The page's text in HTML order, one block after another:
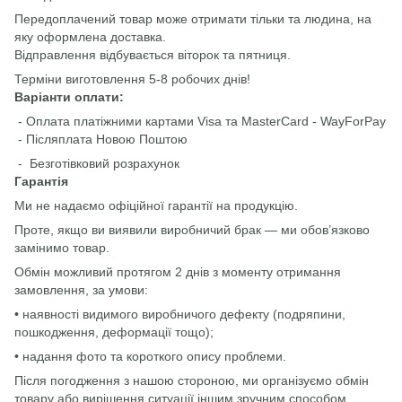
Передоплачений товар може отримати тільки та людина, на
яку оформлена доставка.
Відправлення відбувається віторок та пятниця.
Терміни виготовлення 5-8 робочих днів!
Варіанти оплати:
- Оплата платіжними картами Visa та MasterCard - WayForPay
- Післяплата Новою Поштою
- Безготівковий розрахунок
Гарантія
Ми не надаємо офіційної гарантії на продукцію.
Проте, якщо ви виявили виробничий брак — ми обов’язково
замінимо товар.
Обмін можливий протягом 2 днів з моменту отримання
замовлення, за умови:
• наявності видимого виробничого дефекту (подряпини,
пошкодження, деформації тощо);
• надання фото та короткого опису проблеми.
Після погодження з нашою стороною, ми організуємо обмін
товару або вирішення ситуації іншим зручним способом.